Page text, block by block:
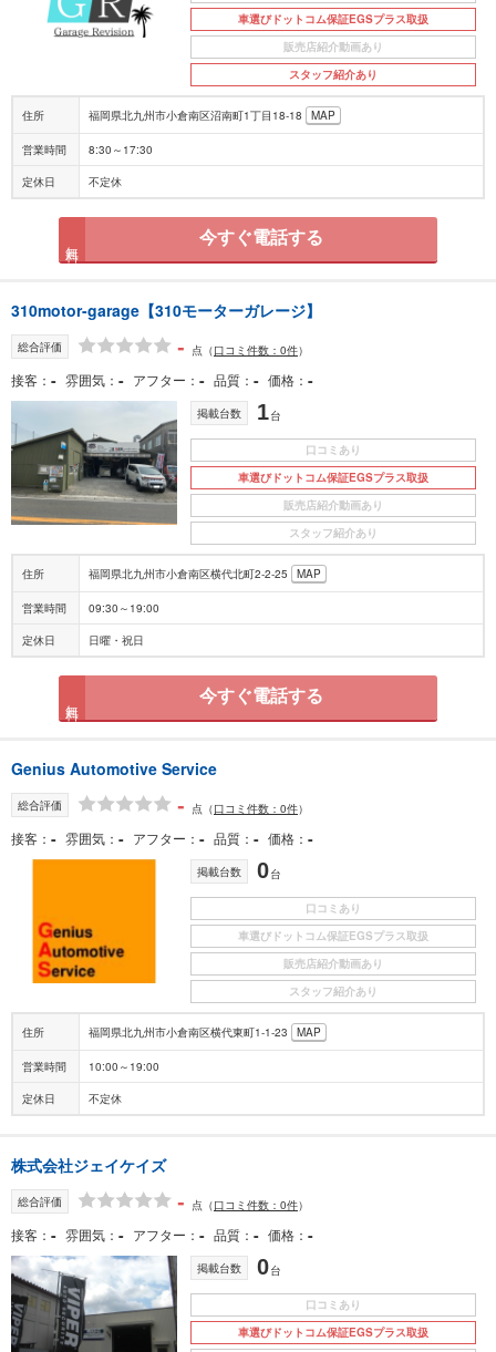
車選びドットコム保証EGSプラス取扱
販売店紹介動画あり
スタッフ紹介あり
住所 福岡県北九州市小倉南区沼南町1丁目18-18 MAP
営業時間 8:30～17:30
定休日 不定休
今すぐ電話する
310motor-garage【310モーターガレージ】
総合評価 - 点 （口コミ件数：0件）
接客 - 雰囲気 - アフター - 品質 - 価格 -
掲載台数 1台
口コミあり
車選びドットコム保証EGSプラス取扱
販売店紹介動画あり
スタッフ紹介あり
住所 福岡県北九州市小倉南区横代北町2-2-25 MAP
営業時間 09:30～19:00
定休日 日曜・祝日
今すぐ電話する
Genius Automotive Service
総合評価 - 点 （口コミ件数：0件）
接客 - 雰囲気 - アフター - 品質 - 価格 -
掲載台数 0台
口コミあり
車選びドットコム保証EGSプラス取扱
販売店紹介動画あり
スタッフ紹介あり
住所 福岡県北九州市小倉南区横代東町1-1-23 MAP
営業時間 10:00～19:00
定休日 不定休
株式会社ジェイケイズ
総合評価 - 点 （口コミ件数：0件）
接客 - 雰囲気 - アフター - 品質 - 価格 -
掲載台数 0台
口コミあり
車選びドットコム保証EGSプラス取扱